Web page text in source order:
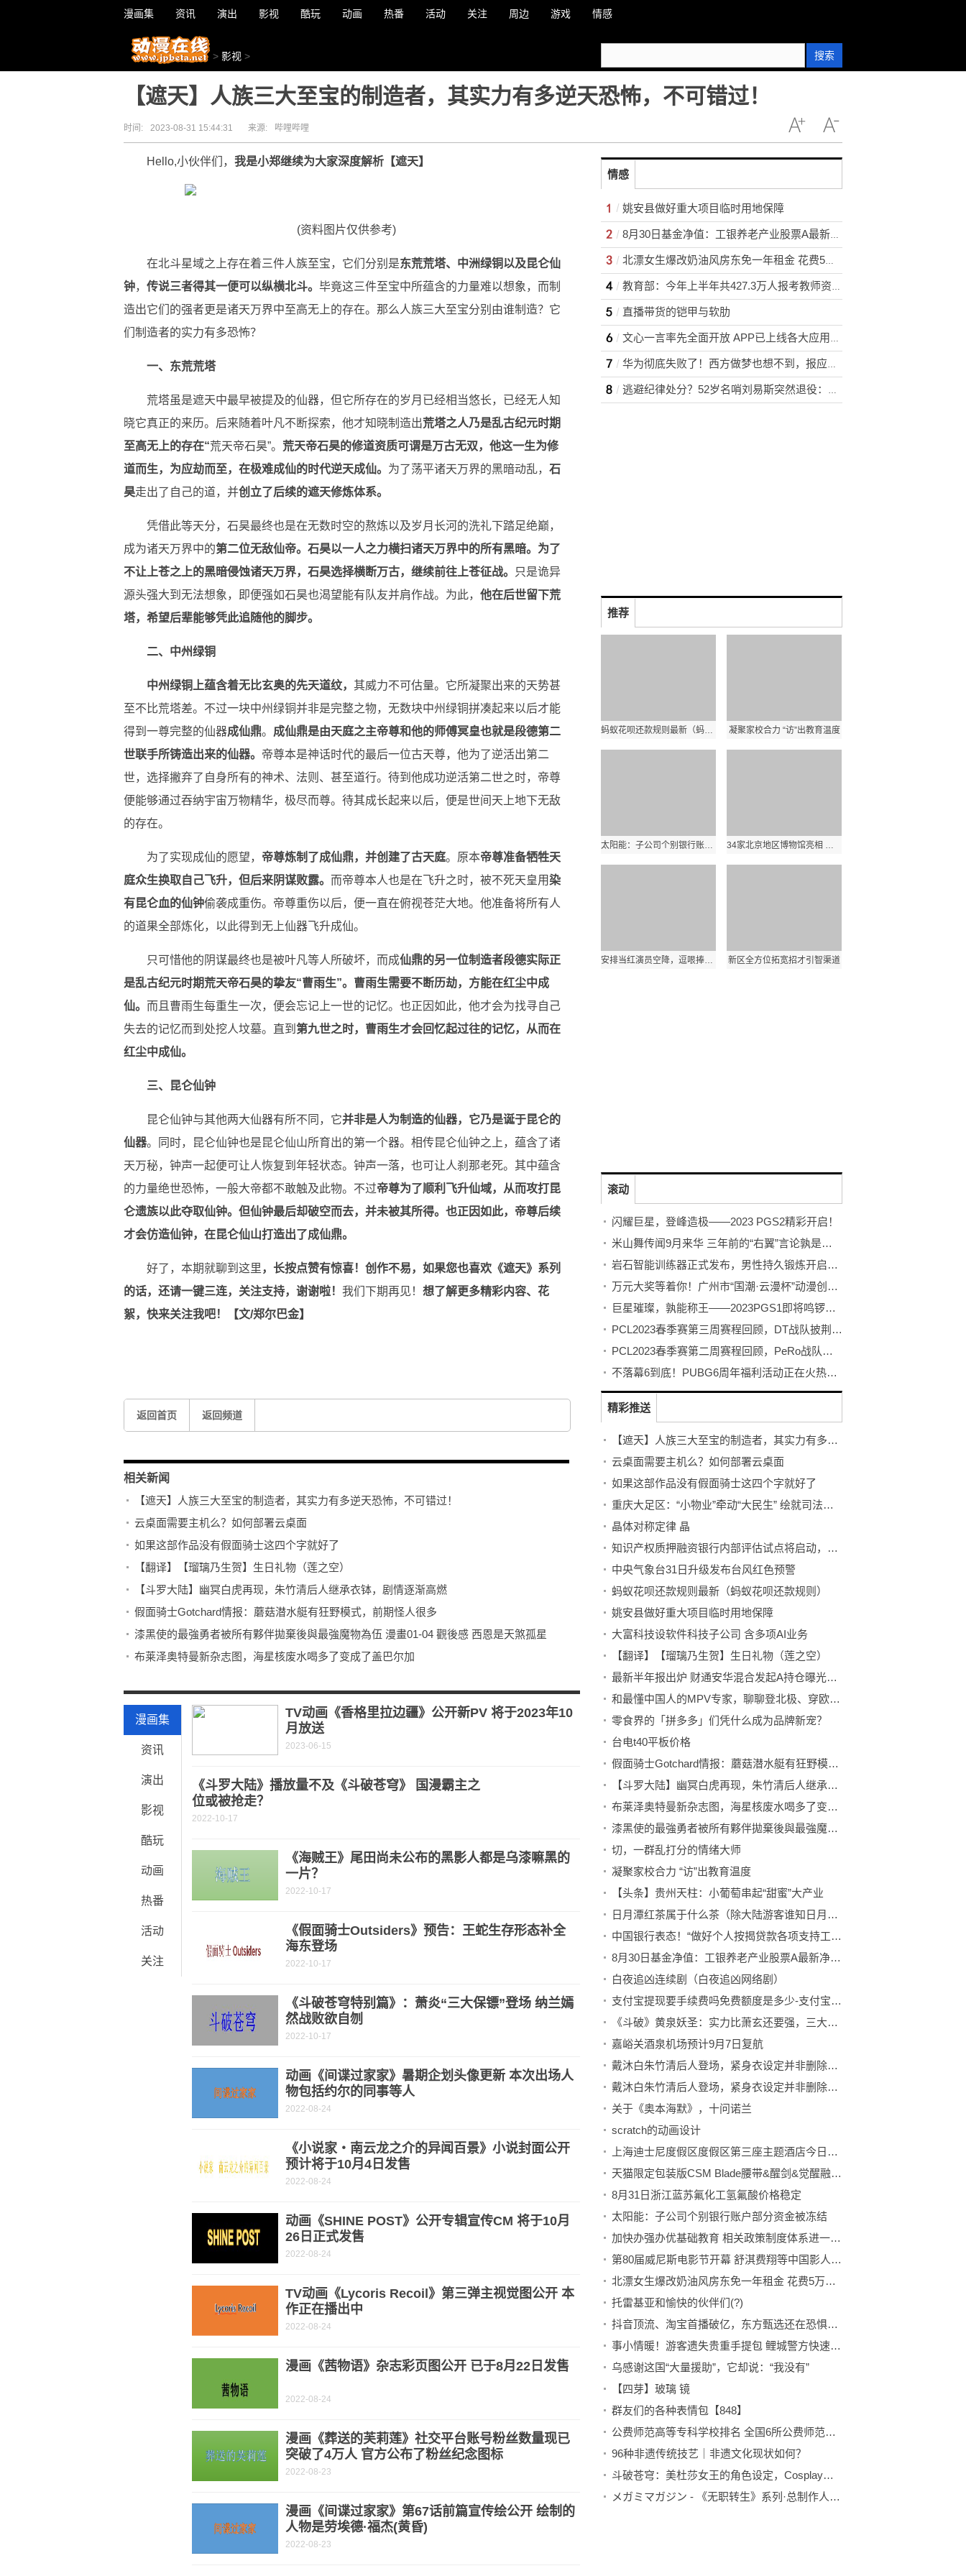
漫画集 资讯 演出 影视 酷玩 动画 热番 活动 关注 周边 游戏 情感
> 影视 > 搜索
【遮天】人族三大至宝的制造者，其实力有多逆天恐怖，不可错过！
时间: 2023-08-31 15:44:31 来源: 哔哩哔哩
Hello,小伙伴们， 我是小郑继续为大家深度解析【遮天】
(资料图片仅供参考)
在北斗星域之上存在着三件人族至宝，它们分别是东荒荒塔、中洲绿铜以及昆仑仙
钟， 传说三者得其一便可以纵横北斗。 毕竟这三件至宝中所蕴含的力量难以想象，而制
造出它们的强者更是诸天万界中至高无上的存在。那么人族三大至宝分别由谁制造？它
们制造者的实力有多恐怖？
一、东荒荒塔
荒塔虽是遮天中最早被提及的仙器，但它所存在的岁月已经相当悠长，已经无人知
晓它真正的来历。后来随着叶凡不断探索，他才知晓制造出荒塔之人乃是乱古纪元时期
至高无上的存在“荒天帝石昊”。 荒天帝石昊的修道资质可谓是万古无双，他这一生为修
道而生，为应劫而至，在极难成仙的时代逆天成仙。 为了荡平诸天万界的黑暗动乱， 石
昊走出了自己的道，并创立了后续的遮天修炼体系。
凭借此等天分，石昊最终也是在无数时空的熬炼以及岁月长河的洗礼下踏足绝巅，
成为诸天万界中的第二位无敌仙帝。 石昊以一人之力横扫诸天万界中的所有黑暗。为了
不让上苍之上的黑暗侵蚀诸天万界，石昊选择横断万古，继续前往上苍征战。
只是诡异
源头强大到无法想象，即便强如石昊也渴望能有队友并肩作战。为此， 他在后世留下荒
塔，希望后辈能够凭此追随他的脚步。
二、中州绿铜
中州绿铜上蕴含着无比玄奥的先天道纹， 其威力不可估量。它所凝聚出来的天势甚
至不比荒塔差。不过一块中州绿铜并非是完整之物，无数块中州绿铜拼凑起来以后才能
得到一尊完整的仙器成仙鼎。 成仙鼎是由天庭之主帝尊和他的师傅冥皇也就是段德第二
世联手所铸造出来的仙器。 帝尊本是神话时代的最后一位古天尊，他为了逆活出第二
世，选择撇弃了自身所有的神术、法则、甚至道行。待到他成功逆活第二世之时，帝尊
便能够通过吞纳宇宙万物精华，极尽而尊。待其成长起来以后，便是世间天上地下无敌
的存在。
为了实现成仙的愿望， 帝尊炼制了成仙鼎，并创建了古天庭。原本帝尊准备牺牲天
庭众生换取自己飞升，但后来阴谋败露。 而帝尊本人也是在飞升之时，被不死天皇用染
有昆仑血的仙钟偷袭成重伤。帝尊重伤以后，便一直在俯视苍茫大地。他准备将所有人
的道果全部炼化，以此得到无上仙器飞升成仙。
只可惜他的阴谋最终也是被叶凡等人所破坏，而成仙鼎的另一位制造者段德实际正
是乱古纪元时期荒天帝石昊的挚友“曹雨生”。 曹雨生需要不断历劫，方能在红尘中成
仙。 而且曹雨生每重生一次，便会忘记上一世的记忆。也正因如此，他才会为找寻自己
失去的记忆而到处挖人坟墓。直到 第九世之时，曹雨生才会回忆起过往的记忆，从而在
红尘中成仙。
三、昆仑仙钟
昆仑仙钟与其他两大仙器有所不同，它并非是人为制造的仙器，它乃是诞于昆仑的
仙器。同时，昆仑仙钟也是昆仑仙山所育出的第一个器。相传昆仑仙钟之上，蕴含了诸
天万秘，钟声一起便可让人恢复到年轻状态。钟声一落，也可让人刹那老死。其中蕴含
的力量绝世恐怖，一般大帝都不敢触及此物。不过帝尊为了顺利飞升仙域，从而攻打昆
仑遗族以此夺取仙钟。但仙钟最后却破空而去，并未被其所得。也正因如此，帝尊后续
才会仿造仙钟，在昆仑仙山打造出了成仙鼎。
好了，本期就聊到这里，长按点赞有惊喜！创作不易，如果您也喜欢《遮天》系列
的话，还请一键三连，关注支持，谢谢啦！ 我们下期再见！ 想了解更多精彩内容、花
絮，快来关注我吧！【文/郑尔巴金】
返回首页 返回频道
相关新闻
【遮天】人族三大至宝的制造者，其实力有多逆天恐怖，不可错过！
云桌面需要主机么？如何部署云桌面
如果这部作品没有假面骑士这四个字就好了
【翻译】【瑠璃乃生贺】生日礼物（莲之空）
【斗罗大陆】幽冥白虎再现，朱竹清后人继承衣钵，剧情逐渐高燃
假面骑士Gotchard情报：蘑菇潜水艇有狂野模式，前期怪人很多
漆黑使的最強勇者被所有夥伴拋棄後與最強魔物為伍 漫畫01-04 觀後感 西恩是天煞孤星
布莱泽奥特曼新杂志图，海星核废水喝多了变成了盖巴尔加
漫画集
资讯
演出
影视
酷玩
动画
热番
活动
关注
TV动画《香格里拉边疆》公开新PV 将于2023年10
月放送
2023-06-15
《斗罗大陆》播放量不及《斗破苍穹》 国漫霸主之
位或被抢走？
2022-10-17
《海贼王》尾田尚未公布的黑影人都是乌漆嘛黑的
一片？
2022-10-17
《假面骑士Outsiders》预告：王蛇生存形态补全
海东登场
2022-10-17
《斗破苍穹特别篇》：萧炎“三大保镖”登场 纳兰嫣
然战败欲自刎
2022-10-17
动画《间谍过家家》暑期企划头像更新 本次出场人
物包括约尔的同事等人
2022-08-24
《小说家・南云龙之介的异闻百景》小说封面公开
预计将于10月4日发售
2022-08-24
动画《SHINE POST》公开专辑宣传CM 将于10月
26日正式发售
2022-08-24
TV动画《Lycoris Recoil》第三弹主视觉图公开 本
作正在播出中
2022-08-24
漫画《茜物语》杂志彩页图公开 已于8月22日发售
2022-08-24
漫画《葬送的芙莉莲》社交平台账号粉丝数量现已
突破了4万人 官方公布了粉丝纪念图标
2022-08-23
漫画《间谍过家家》第67话前篇宣传绘公开 绘制的
人物是劳埃德·福杰(黄昏)
2022-08-23
情感
姚安县做好重大项目临时用地保障
8月30日基金净值：工银养老产业股票A最新净值1.525，跌0.07%
北漂女生爆改奶油风房东免一年租金 花费5万元改造喜欢的风格很值得
教育部：今年上半年共427.3万人报考教师资格考试
直播带货的铠甲与软肋
文心一言率先全面开放 APP已上线各大应用商店
华为彻底失败了！西方做梦也想不到，报应竟来得这么快！
逃避纪律处分？52岁名哨刘易斯突然退役：NBA官宣终止对其调查
推荐
蚂蚁花呗还款规则最新（蚂蚁花呗还款规则） 凝聚家校合力 “访”出教育温度
太阳能：子公司个别银行账户部分资金被冻结 34家北京地区博物馆亮相 服贸会文博文创展区促文物融入生活
安排当红演员空降，逗哏捧哏角色互换，郭德纲此举赢得观众认可 新区全方位拓宽招才引智渠道
滚动
闪耀巨星，登峰造极——2023 PGS2精彩开启！
米山舞传闻9月来华 三年前的“右翼”言论孰是孰非？
岩石智能训练器正式发布，男性持久锻炼开启智能浪潮
万元大奖等着你！广州市“国潮·云漫杯”动漫创作大赛开赛！
巨星璀璨，孰能称王——2023PGS1即将鸣锣开赛！
PCL2023春季赛第三周赛程回顾，DT战队披荆斩棘登顶周冠
PCL2023春季赛第二周赛程回顾，PeRo战队绝地反击夺桂冠
不落幕6到底！PUBG6周年福利活动正在火热开启！
精彩推送
【遮天】人族三大至宝的制造者，其实力有多逆天恐怖，不可错过！
云桌面需要主机么？如何部署云桌面
如果这部作品没有假面骑士这四个字就好了
重庆大足区：“小物业”牵动“大民生” 绘就司法为民好“枫”景
晶体对称定律 晶
知识产权质押融资银行内部评估试点将启动，不再依赖第三方报告
中央气象台31日升级发布台风红色预警
蚂蚁花呗还款规则最新（蚂蚁花呗还款规则）
姚安县做好重大项目临时用地保障
大富科技设软件科技子公司 含多项AI业务
【翻译】【瑠璃乃生贺】生日礼物（莲之空）
最新半年报出炉 财通安华混合发起A持仓曝光！加仓减仓这些股…
和最懂中国人的MPV专家，聊聊登北极、穿欧亚的那些事
零食界的「拼多多」们凭什么成为品牌新宠？
台电t40平板价格
假面骑士Gotchard情报：蘑菇潜水艇有狂野模式，前期怪人很多
【斗罗大陆】幽冥白虎再现，朱竹清后人继承衣钵，剧情逐渐高燃
布莱泽奥特曼新杂志图，海星核废水喝多了变成了盖巴尔加
漆黑使的最強勇者被所有夥伴拋棄後與最強魔物為伍 漫畫01-04 觀後感 西恩是天煞孤星
切，一群乱打分的情绪大师
凝聚家校合力 “访”出教育温度
【头条】贵州天柱：小葡萄串起“甜蜜”大产业
日月潭红茶属于什么茶（除大陆游客谁知日月潭!茶叶蛋都卖不出）
中国银行表态！“做好个人按揭贷款各项支持工作” 回应息差下行、存款高增…
8月30日基金净值：工银养老产业股票A最新净值1.525，跌0.07%
白夜追凶连续剧（白夜追凶网络剧）
支付宝提现要手续费吗免费额度是多少-支付宝提现需要手续费吗额度是多少
《斗破》黄泉妖圣：实力比萧玄还要强，三大天阶斗技全传给了萧炎
嘉峪关酒泉机场预计9月7日复航
​戴沐白朱竹清后人登场，紧身衣设定并非删除，可惜结局并不算好
戴沐白朱竹清后人登场，紧身衣设定并非删除，可惜结局并不算好
关于《奥本海默》，十问诺兰
scratch的动画设计
上海迪士尼度假区度假区第三座主题酒店今日破土动工
天猫限定包装版CSM Blade腰带&醒剑&觉醒融合器套装公开，价格涨了不少
8月31日浙江蓝苏氟化工氢氟酸价格稳定
太阳能：子公司个别银行账户部分资金被冻结
加快办强办优基础教育 相关政策制度体系进一步健全
第80届威尼斯电影节开幕 舒淇费翔等中国影人亮相
北漂女生爆改奶油风房东免一年租金 花费5万元改造喜欢的风格很值得
托雷基亚和愉快的伙伴们(?)
抖音顶流、淘宝首播破亿，东方甄选还在恐惧什么？
事小情暖！游客遗失贵重手提包 鲤城警方快速寻回
乌感谢这国“大量援助”，它却说：“我没有”
【四芽】玻璃 镜
群友们的各种表情包【848】
公费师范高等专科学校排名 全国6所公费师范大学排名
96种非遗传统技艺｜非遗文化现状如何？
斗破苍穹：美杜莎女王的角色设定，Cosplay揭示的撩人魅力
メガミマガジン - 《无职转生》系列·总制作人 大泽信博 采访